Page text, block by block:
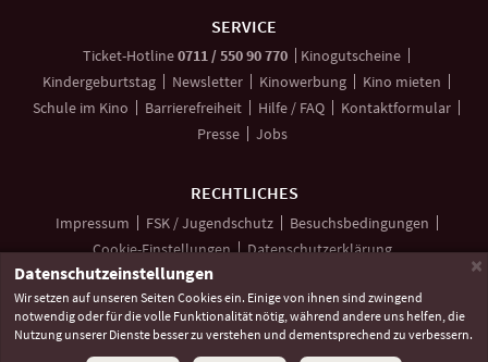
SERVICE
Ticket-Hotline0711 / 550 90 770anrufen
Kinogutscheine
Kindergeburtstag
Newsletter Kinowerbung
Kino mieten
Schule im Kino
Barrierefreiheit Hilfe / FAQ
Kontaktformular
Presse
Jobs
RECHTLICHES
Impressum FSK / Jugendschutz
Besuchsbedingungen
Cookie-Einstellungen
Datenschutzerklärung
Social
UnsereUnsereUnser
×
Datenschutzeinstellungen
Wir setzen auf unseren Seiten Cookies ein. Einige von ihnen sind zwingend
notwendig oder für die volle Funktionalität nötig, während andere uns helfen, die
Nutzung unserer Dienste besser zu verstehen und dementsprechend zu verbessern.